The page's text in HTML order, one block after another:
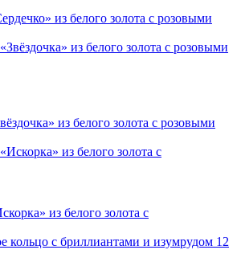
из белого золота с розовыми
из белого золота с розовыми
из белого золота с